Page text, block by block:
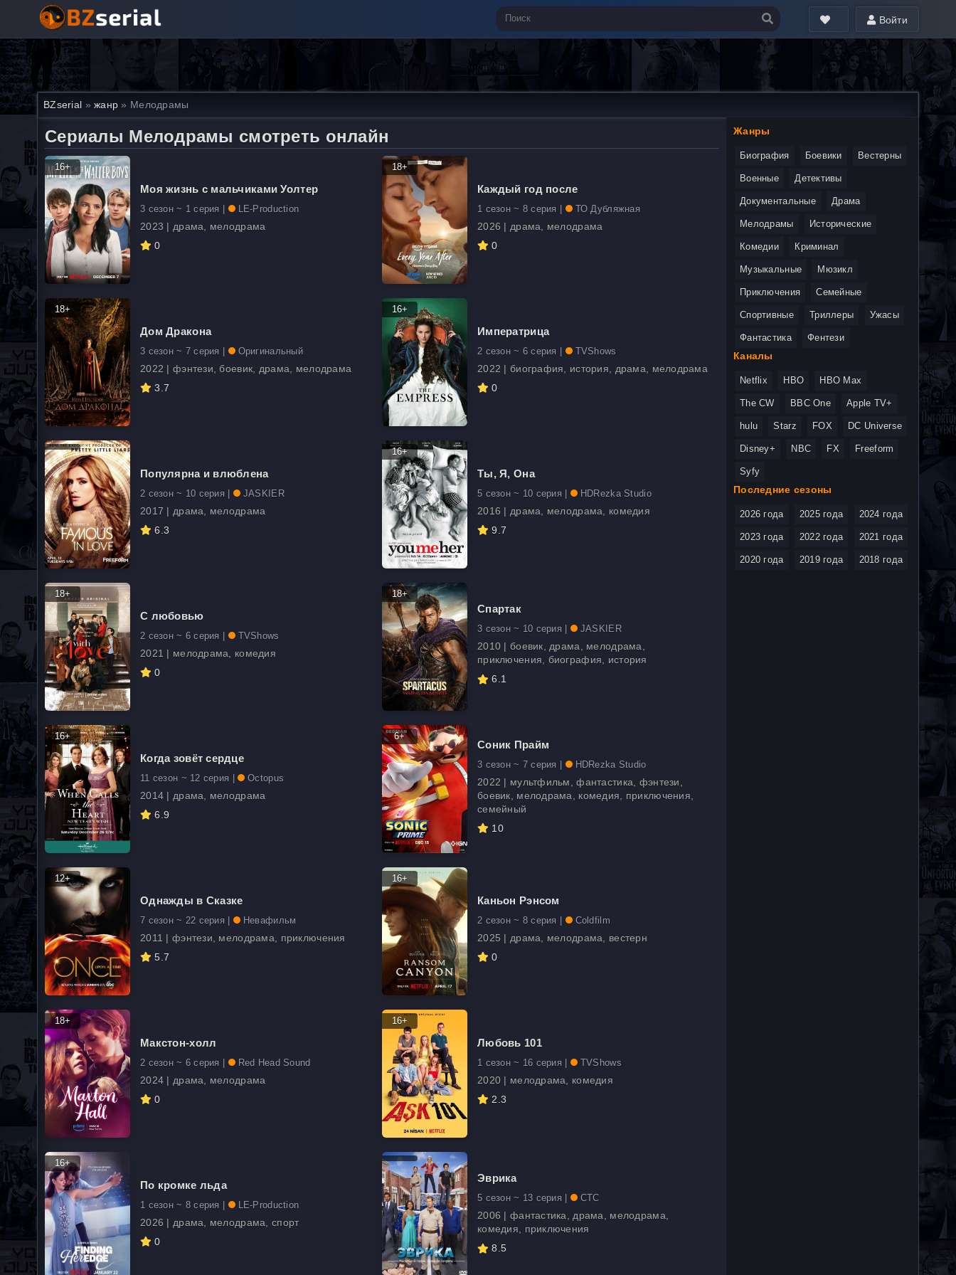
Войти
BZserial »жанр » Мелодрамы
Сериалы Мелодрамы смотреть онлайн
16+
Моя жизнь с мальчиками Уолтер
3 сезон ~ 1 серия | LE-Production
2023 | драма, мелодрама
0
18+
Каждый год после
1 сезон ~ 8 серия | ТО Дубляжная
2026 | драма, мелодрама
0
18+
Дом Дракона
3 сезон ~ 7 серия | Оригинальный
2022 | фэнтези, боевик, драма, мелодрама
3.7
16+
Императрица
2 сезон ~ 6 серия | TVShows
2022 | биография, история, драма, мелодрама
0
Популярна и влюблена
2 сезон ~ 10 серия | JASKIER
2017 | драма, мелодрама
6.3
16+
Ты, Я, Она
5 сезон ~ 10 серия | HDRezka Studio
2016 | драма, мелодрама, комедия
9.7
18+
С любовью
2 сезон ~ 6 серия | TVShows
2021 | мелодрама, комедия
0
18+
Спартак
3 сезон ~ 10 серия | JASKIER
2010 | боевик, драма, мелодрама,
приключения, биография, история
6.1
16+
Когда зовёт сердце
11 сезон ~ 12 серия | Octopus
2014 | драма, мелодрама
6.9
6+
Соник Прайм
3 сезон ~ 7 серия | HDRezka Studio
2022 | мультфильм, фантастика, фэнтези,
боевик, мелодрама, комедия, приключения,
семейный
10
12+
Однажды в Сказке
7 сезон ~ 22 серия | Невафильм
2011 | фэнтези, мелодрама, приключения
5.7
16+
Каньон Рэнсом
2 сезон ~ 8 серия | Coldfilm
2025 | драма, мелодрама, вестерн
0
18+
Макстон-холл
2 сезон ~ 6 серия | Red Head Sound
2024 | драма, мелодрама
0
16+
Любовь 101
1 сезон ~ 16 серия | TVShows
2020 | мелодрама, комедия
2.3
16+
По кромке льда
1 сезон ~ 8 серия | LE-Production
2026 | драма, мелодрама, спорт
0
Эврика
5 сезон ~ 13 серия | СТС
2006 | фантастика, драма, мелодрама,
комедия, приключения
8.5
Жанры
Биография Боевики Вестерны
Военные Детективы
Документальные Драма
Мелодрамы Исторические
Комедии Криминал
Музыкальные Мюзикл
Приключения Семейные
Спортивные Триллеры Ужасы
Фантастика Фентези
Каналы
Netflix HBO HBO Max
The CW BBC One Apple TV+
hulu Starz FOX DC Universe
Disney+ NBC FX Freeform
Syfy
Последние сезоны
2026 года 2025 года 2024 года
2023 года 2022 года 2021 года
2020 года 2019 года 2018 года